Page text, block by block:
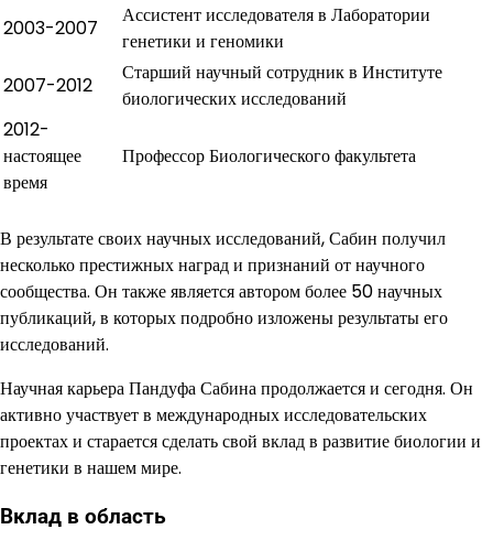
2003-2007
Ассистент исследователя в Лаборатории
генетики и геномики
2007-2012
Старший научный сотрудник в Институте
биологических исследований
2012-
настоящее
время
Профессор Биологического факультета
В результате своих научных исследований, Сабин получил
несколько престижных наград и признаний от научного
сообщества. Он также является автором более 50 научных
публикаций, в которых подробно изложены результаты его
исследований.
Научная карьера Пандуфа Сабина продолжается и сегодня. Он
активно участвует в международных исследовательских
проектах и старается сделать свой вклад в развитие биологии и
генетики в нашем мире.
Вклад в область